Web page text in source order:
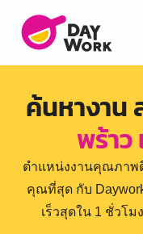
ค้นหางาน
พร้า
ตำแหน่งงานคุณภาพ
คุณที่สุด กับ
เร็วสุดใน 1 ชั่วโ